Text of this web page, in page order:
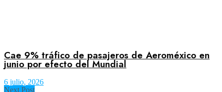
Cae 9% tráfico de pasajeros de Aeroméxico en
junio por efecto del Mundial
6 julio, 2026
Next Post